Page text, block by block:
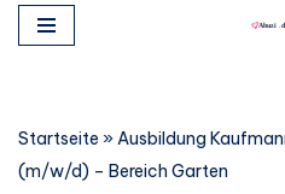
springen
Startseite »Ausbildung
(m/w/d) – Bereich Garten